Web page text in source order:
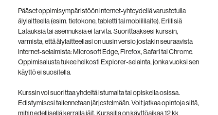
Pääset oppimisympäristöön internet-yhteydellä varustetulla
älylaitteella (esim. tietokone, tabletti tai mobiililaite). Erillisiä
Latauksia tai asennuksia ei tarvita. Suorittaaksesi kurssin,
varmista, että älylaitteellasi on uusin versio jostakin seuraavista
internet-selaimista: Microsoft Edge, Firefox, Safari tai Chrome.
Oppimisalusta tukee heikosti Explorer-selainta, jonka vuoksi sen
käyttö ei suositella.
Kurssin voi suorittaa yhdeltä istumalta tai opiskella osissa.
Edistymisesi tallennetaan järjestelmään. Voit jatkaa opintoja siitä,
mihin edellisellä kerralla jäit. Kurssilla on käyttöaikaa 12 kk